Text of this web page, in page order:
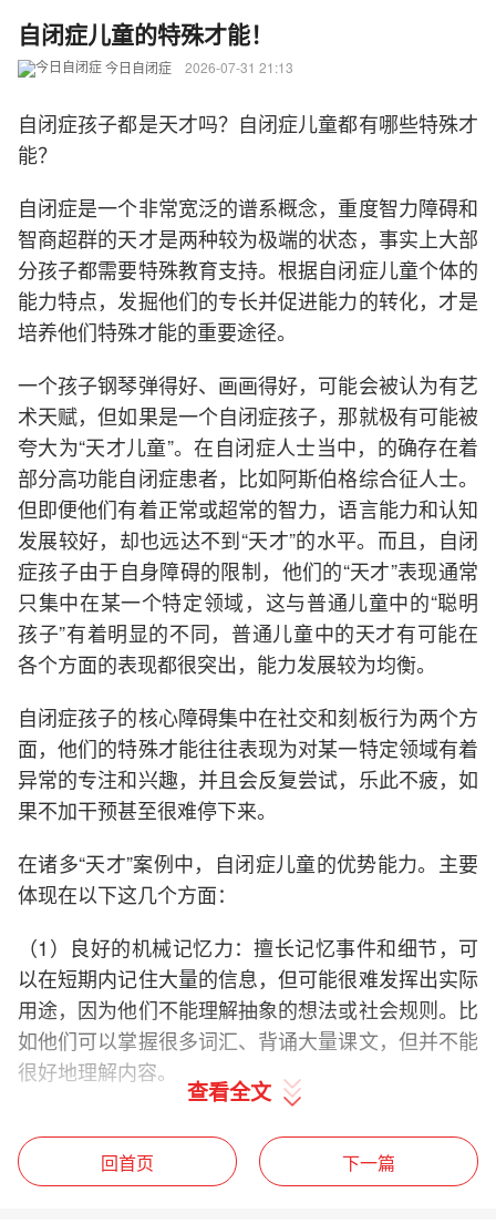
自闭症儿童的特殊才能！
今日自闭症 2026-07-31 21:13
自闭症孩子都是天才吗？自闭症儿童都有哪些特殊才
能？
自闭症是一个非常宽泛的谱系概念，重度智力障碍和
智商超群的天才是两种较为极端的状态，事实上大部
分孩子都需要特殊教育支持。根据自闭症儿童个体的
能力特点，发掘他们的专长并促进能力的转化，才是
培养他们特殊才能的重要途径。
一个孩子钢琴弹得好、画画得好，可能会被认为有艺
术天赋，但如果是一个自闭症孩子，那就极有可能被
夸大为“天才儿童”。在自闭症人士当中，的确存在着
部分高功能自闭症患者，比如阿斯伯格综合征人士。
但即便他们有着正常或超常的智力，语言能力和认知
发展较好，却也远达不到“天才”的水平。而且，自闭
症孩子由于自身障碍的限制，他们的“天才”表现通常
只集中在某一个特定领域，这与普通儿童中的“聪明
孩子”有着明显的不同，普通儿童中的天才有可能在
各个方面的表现都很突出，能力发展较为均衡。
自闭症孩子的核心障碍集中在社交和刻板行为两个方
面，他们的特殊才能往往表现为对某一特定领域有着
异常的专注和兴趣，并且会反复尝试，乐此不疲，如
果不加干预甚至很难停下来。
在诸多“天才”案例中，自闭症儿童的优势能力。主要
体现在以下这几个方面：
（1）良好的机械记忆力：擅长记忆事件和细节，可
以在短期内记住大量的信息，但可能很难发挥出实际
用途，因为他们不能理解抽象的想法或社会规则。比
如他们可以掌握很多词汇、背诵大量课文，但并不能
很好地理解内容。
数学运算；日历计算能力强，能在一个很大的时间跨
度迅速确定任何日期，
查看全文
回首页 下一篇